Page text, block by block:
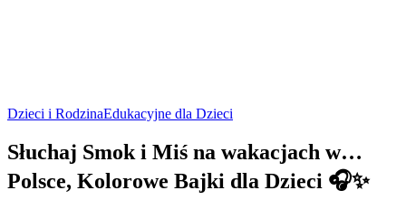
Dzieci i RodzinaEdukacyjne dla Dzieci
Słuchaj Smok i Miś na wakacjach w…
Polsce, Kolorowe Bajki dla Dzieci 🎧✨